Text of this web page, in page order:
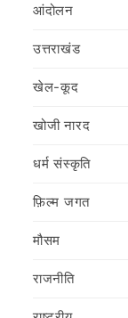
आंदोलन
उत्तराखंड
खेल-कूद
खोजी नारद
धर्म संस्कृति
फ़िल्‍म जगत
मौसम
राजनीति